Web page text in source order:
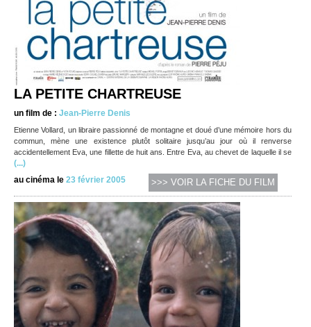
LA PETITE CHARTREUSE
un film de : Jean-Pierre Denis
Etienne Vollard, un libraire passionné de montagne et doué d’une mémoire hors du
commun, mène une existence plutôt solitaire jusqu’au jour où il renverse
accidentellement Eva, une fillette de huit ans. Entre Eva, au chevet de laquelle il se
(...)
au cinéma le 23 février 2005 >>> VOIR LA FICHE DU FILM